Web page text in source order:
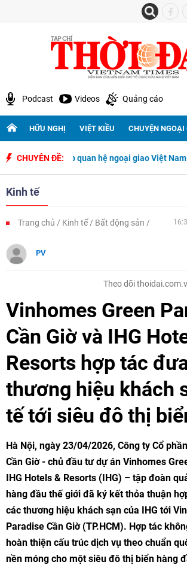
Podcast Videos Quảng cáo
HỮU NGHỊ VIỆT KIỀU CHUYỆN NGOẠI
CHUYÊN ĐỀ:
lập quan hệ ngoại giao Việt Nam -
Kinh tế
Trang chủ Kinh tế Bất động sản
PV
Theo dõi
Vinhomes Green
Cần Giờ và IHG
Resorts hợp tác
thương hiệu khách
tế tới siêu đô thị
Hà Nội, ngày 23/04/2026, Công ty Cổ
Cần Giờ - chủ đầu tư dự án Vinhomes
IHG Hotels & Resorts (IHG) – tập đoàn
hàng đầu thế giới đã ký kết thỏa thuận
các thương hiệu khách sạn của IHG tới
Paradise Cần Giờ (TP.HCM). Hợp tác
hoàn thiện cấu trúc dịch vụ theo chuẩn
nền móng cho một siêu đô thị biển hàng